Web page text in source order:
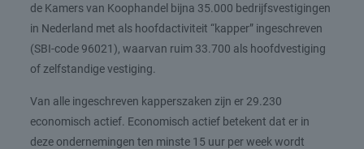
de Kamers van Koophandel bijna 35.000 bedrijfsvestigingen
in Nederland met als hoofdactiviteit “kapper” ingeschreven
(SBI-code 96021), waarvan ruim 33.700 als hoofdvestiging
of zelfstandige vestiging.
Van alle ingeschreven kapperszaken zijn er 29.230
economisch actief. Economisch actief betekent dat er in
deze ondernemingen ten minste 15 uur per week wordt